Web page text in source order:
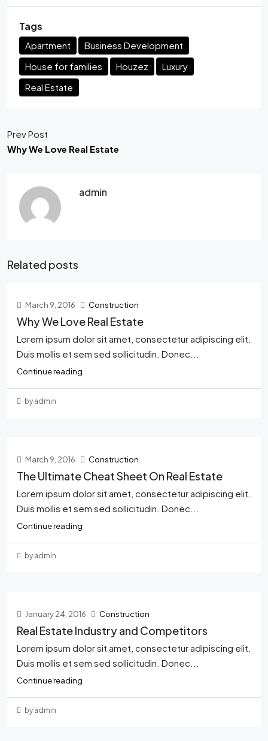
Tags
Apartment
Business Development
House for families
Houzez
Luxury
Real Estate
Prev Post
Why We Love Real Estate
admin
Related posts
March 9, 2016 Construction
Why We Love Real Estate
Lorem ipsum dolor sit amet, consectetur adipiscing elit.
Duis mollis et sem sed sollicitudin. Donec...
Continue reading
by admin
March 9, 2016 Construction
The Ultimate Cheat Sheet On Real Estate
Lorem ipsum dolor sit amet, consectetur adipiscing elit.
Duis mollis et sem sed sollicitudin. Donec...
Continue reading
by admin
January 24, 2016 Construction
Real Estate Industry and Competitors
Lorem ipsum dolor sit amet, consectetur adipiscing elit.
Duis mollis et sem sed sollicitudin. Donec...
Continue reading
by admin